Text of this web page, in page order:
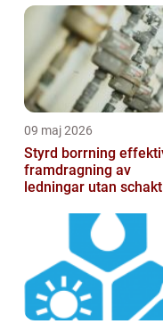
09 maj 2026
Styrd borrning effektiv
framdragning av
ledningar utan schakt